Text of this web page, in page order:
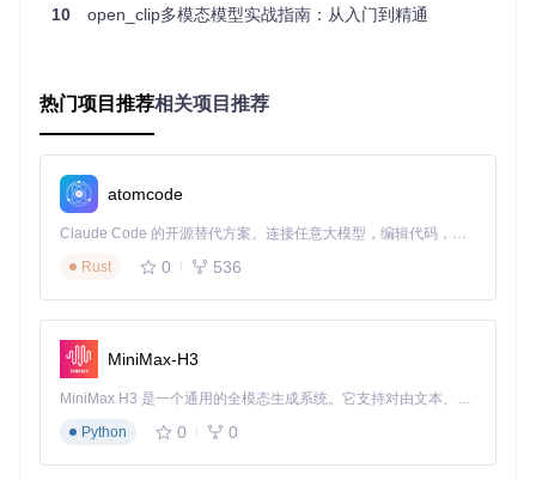
方案：可视化参数配置界面
可完成参数配置。例如，对于LoRA训练，用户可以通过界面
选择合适的秩值、学习率等参数，而无需手动编写命令行代
码。
验证：参数配置优化效果
参数
默认值
学习率
0.001 0.0005
15%
批量大小
4 8
通过合理配置参数，模型的训练效果得到了明显提升，收敛速
度更快，生成图像的质量也更高。
执行模型训练过程
10 open_clip多模态模型实战指南：从入门到精通
热门项目推荐相关项目推荐
atomcode
Claude Code 的开源替代方案。连接任意大模型，编辑代码，运行命令，自动验证 — 全自动执行。用 Rust 构建，极致性能。 ｜ An open-source alternative to Claude Code. Connect any LLM, edit code, run commands, and verify changes — autonomously. Built in Rust for speed. Get Started
Rust
0 536
MiniMax-H3
MiniMax H3 是一个通用的全模态生成系统。它支持对由文本、图像、视频和音频组成的多模态上下文进行统一理解，并能生成分辨率高达 2K、时长可达 15 秒的带原生立体声音频的视频。得益于面向任务泛化的系统设计，H3 在预训练阶段就已具备广泛的多模态上下文理解与生成能力，能够出色地执行复杂的多模态指令。
Python
0 0